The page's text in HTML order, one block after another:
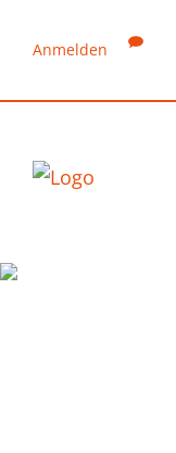
Anmelden